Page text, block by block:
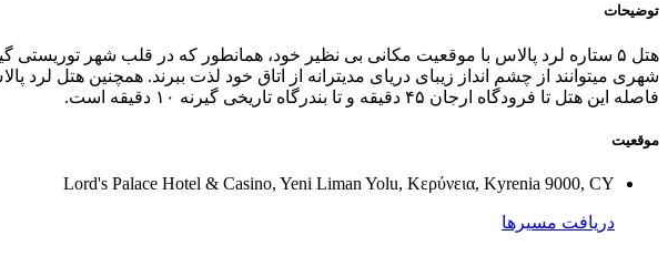
توضیحات
هتل ۵ ستاره لرد پالاس با موقعیت مکانی بی نظیر خود، همانطور که در قلب شهر
شهری میتوانند از چشم انداز زیبای دریای مدیترانه از اتاق خود لذت ببرند. همچنین هتل
فاصله این هتل تا فرودگاه ارجان ۴۵ دقیقه و تا بندرگاه تاریخی گیرنه ۱۰ دقیقه است.
موقعیت
Lord's Palace Hotel & Casino, Yeni Liman Yolu, Κερύνεια, Kyrenia 9000, CY
دریافت مسیرها